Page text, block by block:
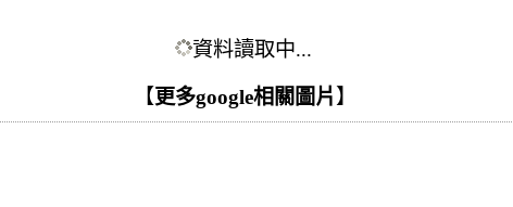
資料讀取中...
【 更多google相關圖片 】